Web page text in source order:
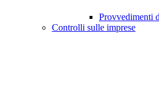
Provvedimenti
Controlli sulle imprese